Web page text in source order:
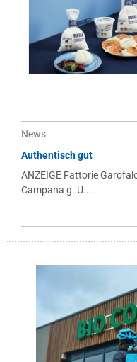
News
Authentisch gut
ANZEIGE Fattorie
Campana g. U....